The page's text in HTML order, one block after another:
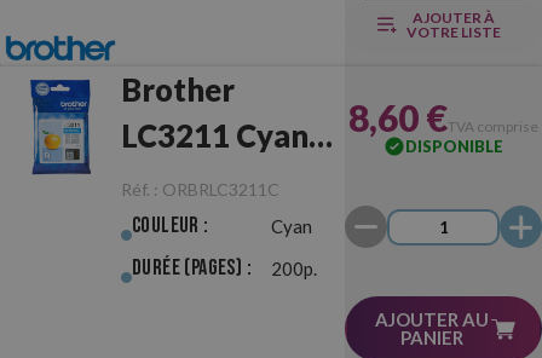
AJOUTER À
VOTRE LISTE
Brother
LC3211 Cyan
Originale
Réf. : ORBRLC3211C
Couleur : Cyan
Durée (pages) : 200p.
8,60 €TVA comprise
DISPONIBLE
AJOUTER AU
PANIER